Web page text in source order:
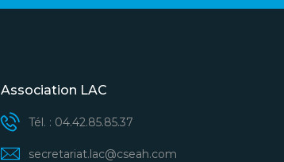
Association LAC
Tél. : 04.42.85.85.37
secretariat.lac@cseah.com